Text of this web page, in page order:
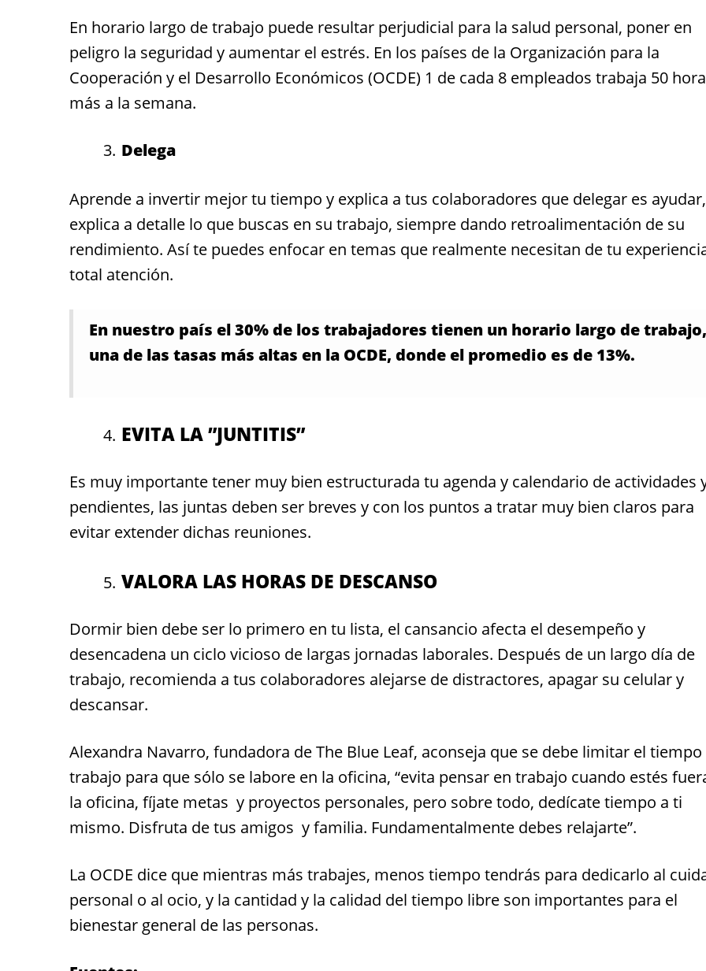
En horario largo de trabajo puede resultar perjudicial para la salud personal, poner en
peligro la seguridad y aumentar el estrés. En los países de la Organización para la
Cooperación y el Desarrollo Económicos (OCDE) 1 de cada 8 empleados trabaja 50
más a la semana.
Delega
Aprende a invertir mejor tu tiempo y explica a tus colaboradores que delegar es ayudar,
explica a detalle lo que buscas en su trabajo, siempre dando retroalimentación de su
rendimiento. Así te puedes enfocar en temas que realmente necesitan de tu
total atención.
En nuestro país el 30% de los trabajadores tienen un horario largo de trabajo,
una de las tasas más altas en la OCDE, donde el promedio es de 13%.
EVITA LA ”JUNTITIS”
Es muy importante tener muy bien estructurada tu agenda y calendario de actividades
pendientes, las juntas deben ser breves y con los puntos a tratar muy bien claros para
evitar extender dichas reuniones.
VALORA LAS HORAS DE DESCANSO
Dormir bien debe ser lo primero en tu lista, el cansancio afecta el desempeño y
desencadena un ciclo vicioso de largas jornadas laborales. Después de un largo día de
trabajo, recomienda a tus colaboradores alejarse de distractores, apagar su celular y
descansar.
Alexandra Navarro, fundadora de The Blue Leaf, aconseja que se debe limitar el tiempo
trabajo para que sólo se labore en la oficina, “evita pensar en trabajo cuando estés
la oficina, fíjate metas y proyectos personales, pero sobre todo, dedícate tiempo a ti
mismo. Disfruta de tus amigos y familia. Fundamentalmente debes relajarte”.
La OCDE dice que mientras más trabajes, menos tiempo tendrás para dedicarlo al
personal o al ocio, y la cantidad y la calidad del tiempo libre son importantes para el
bienestar general de las personas.